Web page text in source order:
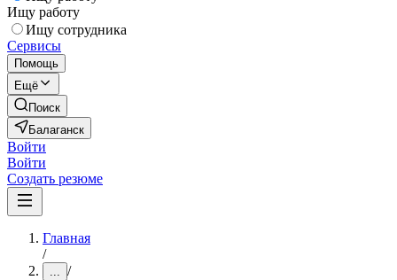
Ищу работу
Ищу сотрудника
Сервисы
Помощь
Ещё
Поиск
Балаганск
Войти
Войти
Создать резюме
Главная
/
... /